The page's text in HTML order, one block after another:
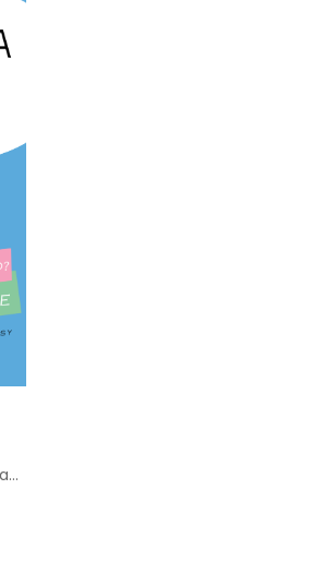
1 Pieza de Cordón Ajustable Universal Para el Teléfono Con Clip Antipérdida